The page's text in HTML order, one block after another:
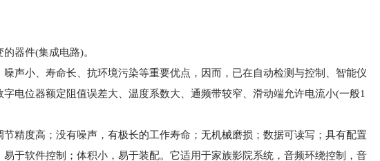
器件(集成电路)。
声小、寿命长、抗环境污染等重要优点，因而，已在自动检测与控制、智能仪
电位器额定阻值误差大、温度系数大、通频带较窄、滑动端允许电流小(一般1
精度高；没有噪声，有极长的工作寿命；无机械磨损；数据可读写；具有配置
于软件控制；体积小，易于装配。它适用于家族影院系统，音频环绕控制，音